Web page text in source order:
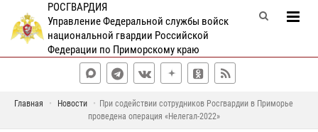
РОСГВАРДИЯ
Управление Федеральной службы войск
национальной гвардии Российской
Федерации по Приморскому краю
Главная Новости
При содействии сотрудников Росгвардии в Приморье
проведена операция «Нелегал-2022»